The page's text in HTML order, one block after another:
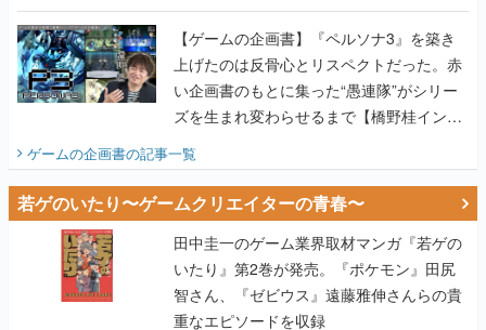
画書】
【ゲームの企画書】『ペルソナ3』を築き
上げたのは反骨心とリスペクトだった。赤
い企画書のもとに集った“愚連隊”がシリー
ズを生まれ変わらせるまで【橋野桂インタ
ビュー】
ゲームの企画書の記事一覧
若ゲのいたり〜ゲームクリエイターの青春〜
田中圭一のゲーム業界取材マンガ『若ゲの
いたり』第2巻が発売。『ポケモン』田尻
智さん、『ゼビウス』遠藤雅伸さんらの貴
重なエピソードを収録